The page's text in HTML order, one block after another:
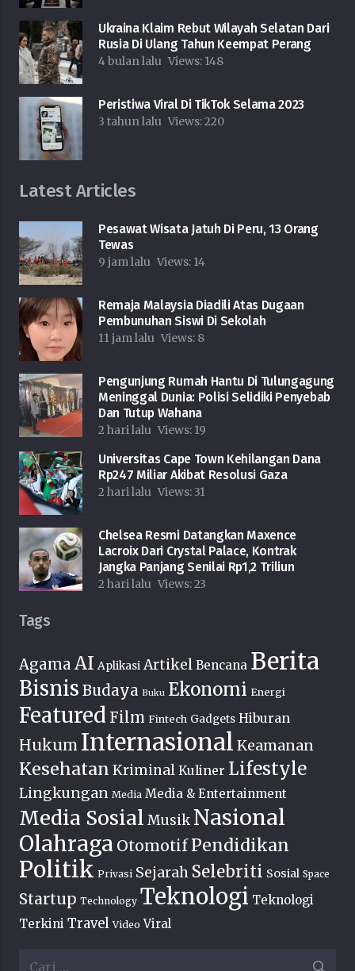
Ukraina Klaim Rebut Wilayah Selatan Dari
Rusia Di Ulang Tahun Keempat Perang
4 bulan lalu Views: 148
Peristiwa Viral Di TikTok Selama 2023
3 tahun lalu Views:220
Latest Articles
Pesawat Wisata Jatuh Di Peru, 13 Orang
Tewas
9 jam lalu Views: 14
Remaja Malaysia Diadili Atas Dugaan
Pembunuhan Siswi Di Sekolah
11 jam lalu Views: 8
Pengunjung Rumah Hantu Di Tulungagung
Meninggal Dunia: Polisi Selidiki Penyebab
Dan Tutup Wahana
2 hari lalu Views: 19
Universitas Cape Town Kehilangan Dana
Rp247 Miliar Akibat Resolusi Gaza
2 hari lalu Views: 31
Chelsea Resmi Datangkan Maxence
Lacroix Dari Crystal Palace, Kontrak
Jangka Panjang Senilai Rp1,2 Triliun
2 hari lalu Views:23
Tags
Agama AI Aplikasi Artikel Bencana Berita
Bisnis Budaya Buku Ekonomi Energi
Featured Film Fintech Gadgets Hiburan
Hukum Internasional Keamanan
Kesehatan Kriminal Kuliner Lifestyle
Lingkungan Media Media & Entertainment
Media Sosial Musik Nasional
Olahraga Otomotif Pendidikan
Politik Privasi Sejarah Selebriti Sosial Space
Startup Technology Teknologi Teknologi
Terkini Travel Video Viral
Cari